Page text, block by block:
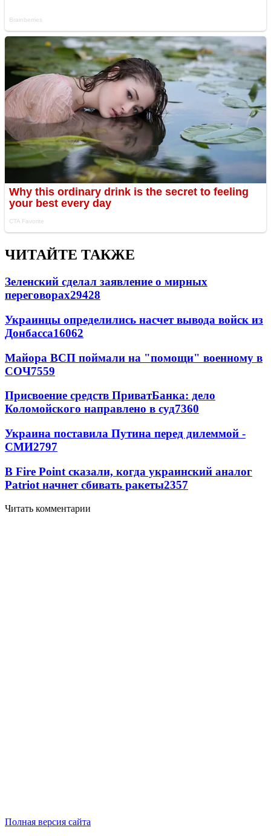
ЧИТАЙТЕ ТАКЖЕ
Зеленский сделал заявление о мирных
переговорах29428
Украинцы определились насчет вывода войск из
Донбасса16062
Майора ВСП поймали на "помощи" военному в
СОЧ7559
Присвоение средств ПриватБанка: дело
Коломойского направлено в суд7360
Украина поставила Путина перед дилеммой -
СМИ2797
В Fire Point сказали, когда украинский аналог
Patriot начнет сбивать ракеты2357
Читать комментарии
Полная версия сайта